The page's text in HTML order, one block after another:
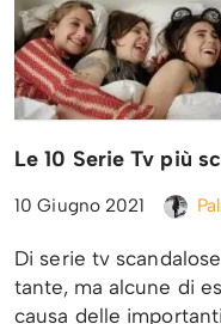
Le 10 Serie Tv più
10 Giugno 2021
Di serie tv
tante, ma alcune di
causa delle